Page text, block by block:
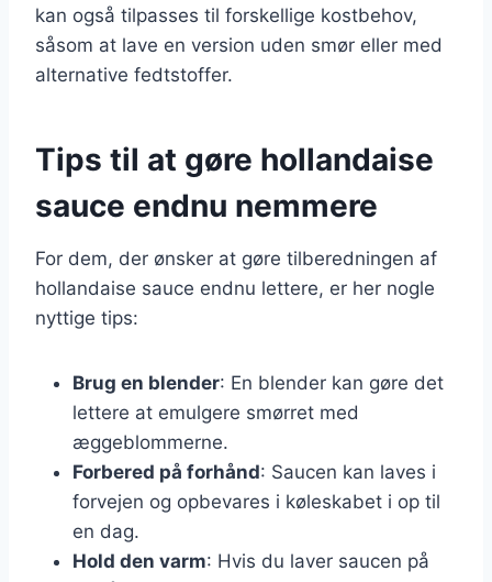
kan også tilpasses til forskellige kostbehov,
såsom at lave en version uden smør eller med
alternative fedtstoffer.
Tips til at gøre hollandaise
sauce endnu nemmere
For dem, der ønsker at gøre tilberedningen af
hollandaise sauce endnu lettere, er her nogle
nyttige tips:
Brug en blender: En blender kan gøre det
lettere at emulgere smørret med
æggeblommerne.
Forbered på forhånd: Saucen kan laves i
forvejen og opbevares i køleskabet i op til
en dag.
Hold den varm: Hvis du laver saucen på